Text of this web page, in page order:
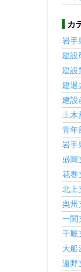
カ
岩手
建設
建設
建退
建設
土木
青年
岩手
盛岡
花巻
北上
奥州
一関
千厩
大船
遠野